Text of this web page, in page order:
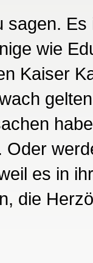
sagen.
wie
Kaiser
Oder
es in
die